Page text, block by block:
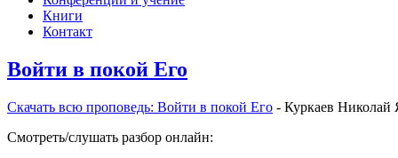
Книги
Контакт
Войти в покой Его
Скачать вcю проповедь: Войти в покой Его - Куркаев Николай
Смотреть/слушать разбор онлайн: